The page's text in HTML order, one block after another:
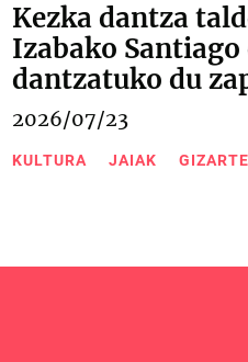
Kezka dantza
Izabako Santiago
dantzatuko du
2026/07/23
KULTURA JAIAK